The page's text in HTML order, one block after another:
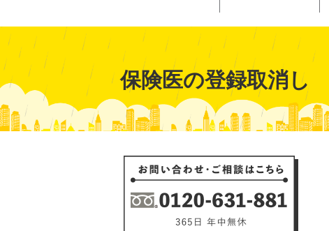
保険医の登録取消し